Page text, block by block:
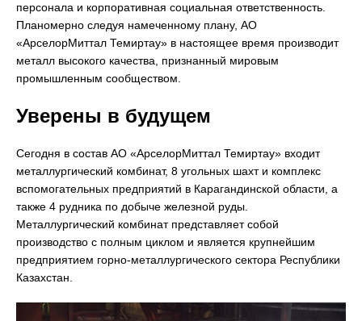
персонала и корпоративная социальная ответственность.
Планомерно следуя намеченному плану, АО
«АрселорМиттал Темиртау» в настоящее время производит
металл высокого качества, признанный мировым
промышленным сообществом.
Уверены в будущем
Сегодня в состав АО «АрселорМиттал Темиртау» входит
металлургический комбинат, 8 угольных шахт и комплекс
вспомогательных предприятий в Карагандинской области, а
также 4 рудника по добыче железной руды.
Металлургический комбинат представляет собой
производство с полным циклом и является крупнейшим
предприятием горно-металлургического сектора Республики
Казахстан.